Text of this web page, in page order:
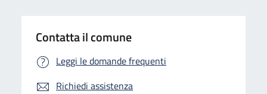
Contatta il comune
Leggi le domande frequenti
Richiedi assistenza